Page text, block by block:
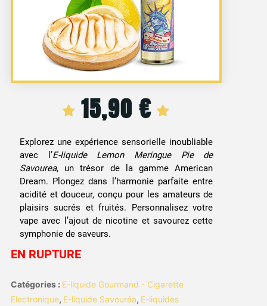
15,90€
Explorez une expérience sensorielle inoubliable
avec l’E-liquide Lemon Meringue Pie de
Savourea, un trésor de la gamme American
Dream. Plongez dans l’harmonie parfaite entre
acidité et douceur, conçu pour les amateurs de
plaisirs sucrés et fruités. Personnalisez votre
vape avec l’ajout de nicotine et savourez cette
symphonie de saveurs.
EN RUPTURE
Catégories : E-liquide Gourmand - Cigarette
Electronique, E-liquide Savouréa, E-liquides